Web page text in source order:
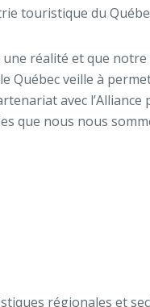
touristique du
réalité et que
veille à
avec
que nous nous
régionales et